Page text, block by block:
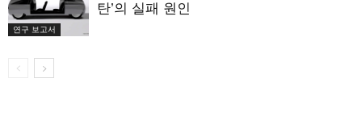
연구 보고서
탄’의 실패 원인